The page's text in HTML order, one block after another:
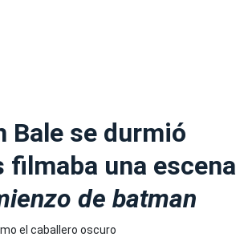
Bale se durmió
filmaba una escena
de batman